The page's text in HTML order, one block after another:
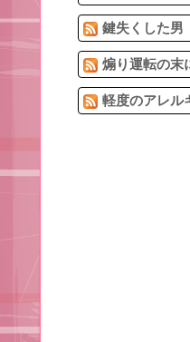
鍵失くした男
煽り運転の末
軽度のアレル